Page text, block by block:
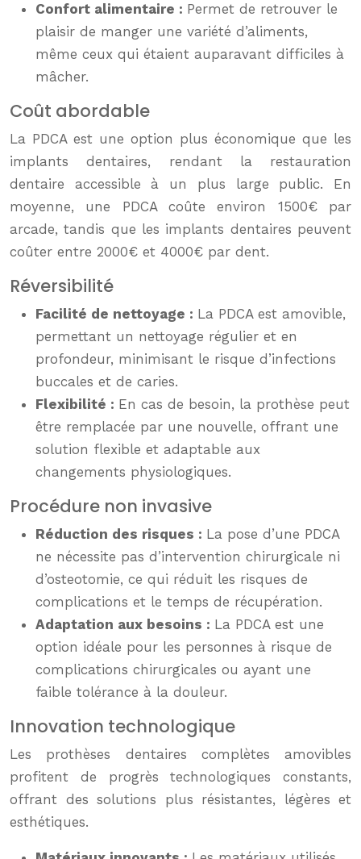
Confort alimentaire : Permet de retrouver le
plaisir de manger une variété d’aliments,
même ceux qui étaient auparavant difficiles à
mâcher.
Coût abordable
La PDCA est une option plus économique que les
implants dentaires, rendant la restauration
dentaire accessible à un plus large public. En
moyenne, une PDCA coûte environ 1500€ par
arcade, tandis que les implants dentaires peuvent
coûter entre 2000€ et 4000€ par dent.
Réversibilité
Facilité de nettoyage : La PDCA est amovible,
permettant un nettoyage régulier et en
profondeur, minimisant le risque d’infections
buccales et de caries.
Flexibilité : En cas de besoin, la prothèse peut
être remplacée par une nouvelle, offrant une
solution flexible et adaptable aux
changements physiologiques.
Procédure non invasive
Réduction des risques : La pose d’une PDCA
ne nécessite pas d’intervention chirurgicale ni
d’osteotomie, ce qui réduit les risques de
complications et le temps de récupération.
Adaptation aux besoins : La PDCA est une
option idéale pour les personnes à risque de
complications chirurgicales ou ayant une
faible tolérance à la douleur.
Innovation technologique
Les prothèses dentaires complètes amovibles
profitent de progrès technologiques constants,
offrant des solutions plus résistantes, légères et
esthétiques.